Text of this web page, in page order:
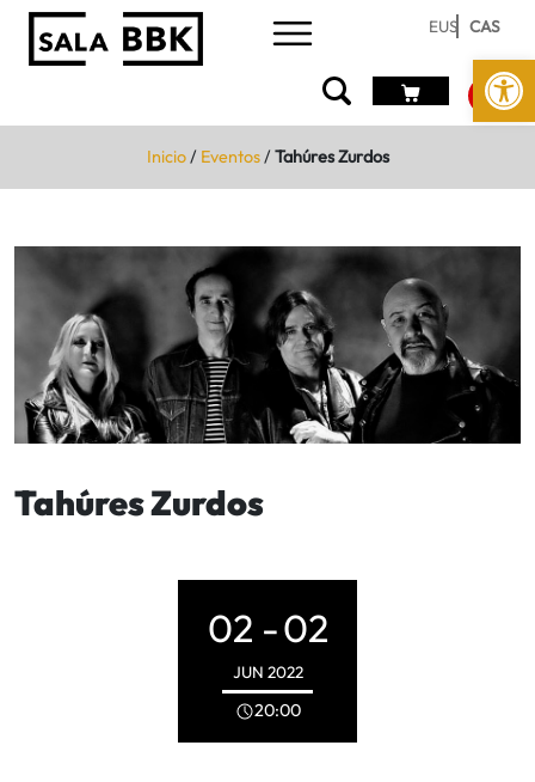
Abrir
EUS CAS
Inicio/ Eventos/Tahúres Zurdos
Tahúres Zurdos
02 -02
JUN 2022
20:00